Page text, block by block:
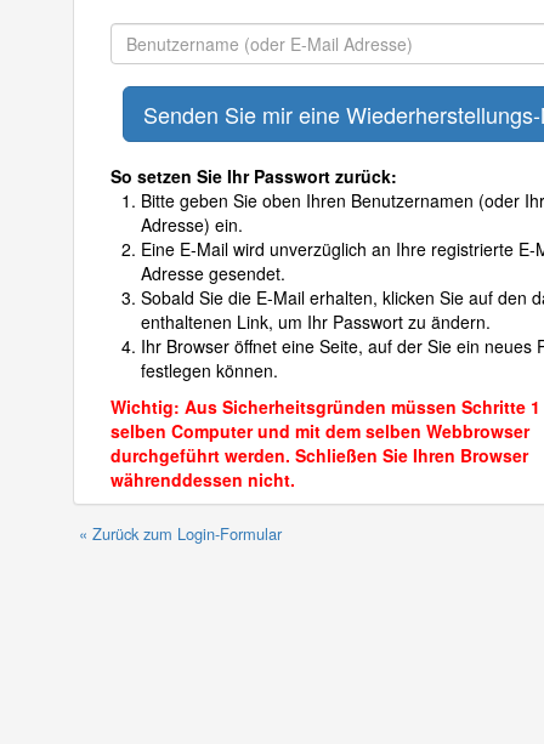
So setzen Sie Ihr Passwort zurück:
Bitte geben Sie oben Ihren Benutzernamen (oder
Adresse) ein.
Eine E-Mail wird unverzüglich an Ihre registrierte E-
Adresse gesendet.
Sobald Sie die E-Mail erhalten, klicken Sie auf den
enthaltenen Link, um Ihr Passwort zu ändern.
Ihr Browser öffnet eine Seite, auf der Sie ein neues
festlegen können.
Wichtig: Aus Sicherheitsgründen müssen Schritte 1
selben Computer und mit dem selben Webbrowser
durchgeführt werden. Schließen Sie Ihren Browser
währenddessen nicht.
« Zurück zum Login-Formular